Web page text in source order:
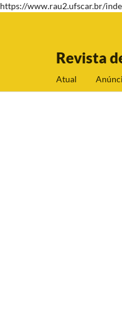
https://www.rau2.ufscar.br/
Revista
Atual